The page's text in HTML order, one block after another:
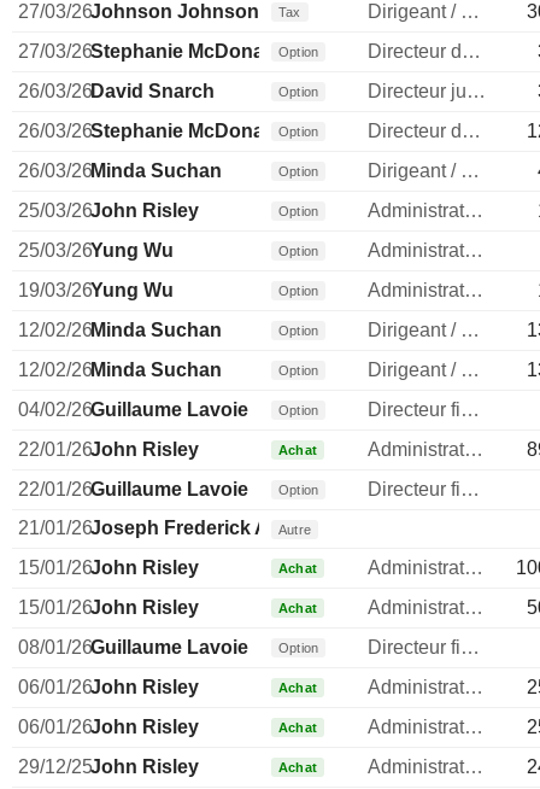
27/03/26Johnson Johnson Tax Dirigeant / cadre principal
27/03/26Stephanie McDonaldOption Directeur des ressources humaines
26/03/26David Snarch Option Directeur juridique
26/03/26Stephanie McDonaldOption Directeur des ressources humaines
26/03/26Minda Suchan Option Dirigeant / cadre principal
25/03/26John Risley Option Administrateur
25/03/26Yung Wu Option
Administrateur
19/03/26Yung Wu Option Administrateur
12/02/26Minda Suchan Option Dirigeant / cadre principal
12/02/26Minda Suchan Option Dirigeant / cadre principal
04/02/26Guillaume Lavoie Option
Directeur financier
22/01/26John Risley Achat Administrateur
22/01/26Guillaume Lavoie Option
Directeur financier
21/01/26Joseph Frederick Armstrong
Autre
15/01/26John Risley Achat Administrateur
15/01/26John Risley Achat Administrateur
08/01/26Guillaume Lavoie Option
Directeur financier
06/01/26John Risley Achat Administrateur
06/01/26John Risley Achat Administrateur
29/12/25John Risley Achat Administrateur